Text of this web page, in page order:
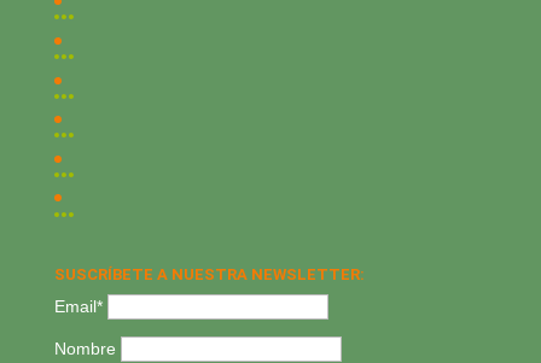
SUSCRÍBETE A NUESTRA NEWSLETTER:
Email*
Nombre